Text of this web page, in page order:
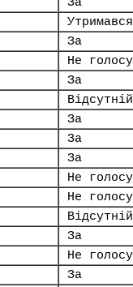
Утримався
За
Не
За
Відсутній
За
За
За
Не
Не
Відсутній
За
Не
За